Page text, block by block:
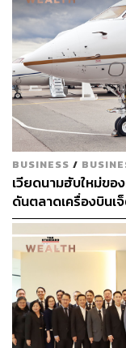
การเปิดให้บริการโ
จะเป็นปัจจัยกระตุ้น
ช่วยเร่งการฟื้นตัวข
สีน้ำเงิน)
อย่างไรก็ดี ประมา
3.9 พันล้านบาท เพิ่
รถที่ใช้ทางด่วนเติ
เติบโต 40.5%
กลยุทธ์การลงทุน
InnovestX
สะสมหุ้น BEM เนื่อ
กรณีที่ไม่มีโครงกา
ทั้งแนวโน้มกำไรข
BUSINESS /
เวียดนามฮับใหม่ขอ
ดันตลาดเครื่องบินเ